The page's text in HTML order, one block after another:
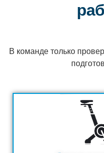
В команде только